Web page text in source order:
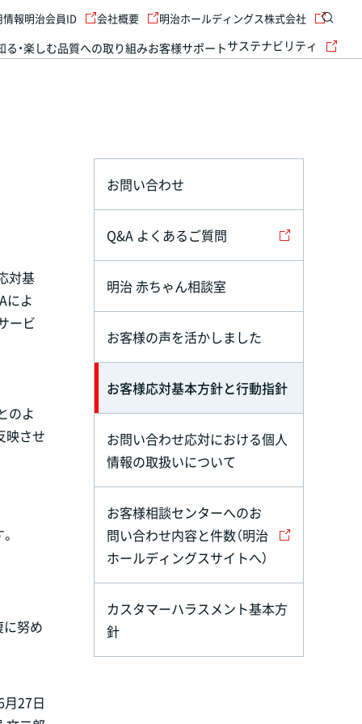
る・楽しむ品質への取り組みお客様サポートサステナビリティ
情報明治会員ID 会社概要 明治ホールディングス株式会社
対基
によ
ービ
のよ
映させ
に努め
27日
お問い合わせ
Q&A よくあるご質問
明治 赤ちゃん相談室
お客様の声を活かしました
お客様応対基本方針と行動指針
お問い合わせ応対における個人
情報の取扱いについて
お客様相談センターへのお
問い合わせ内容と件数（明治
ホールディングスサイトへ）
カスタマーハラスメント基本方
針